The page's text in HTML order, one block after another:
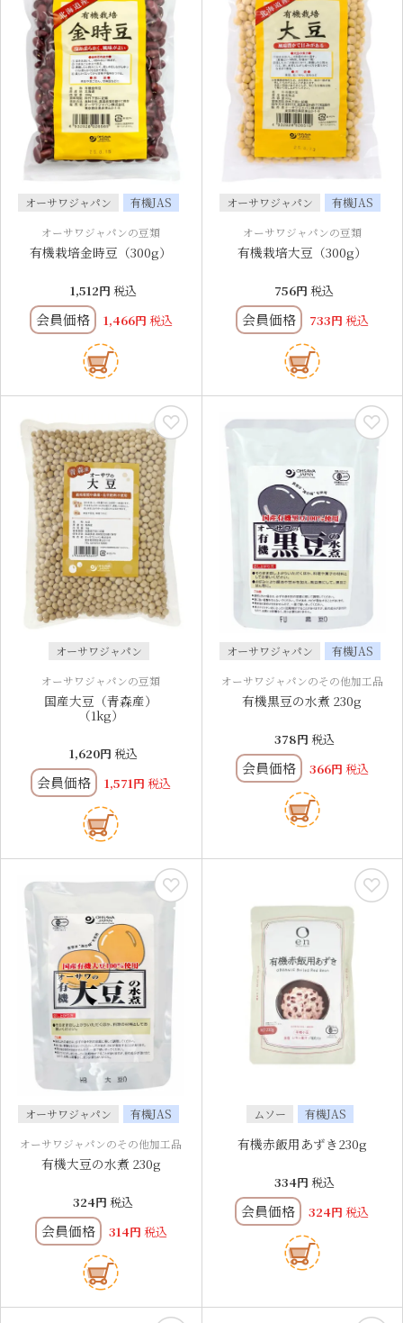
オーサワジャパン 有機JAS
オーサワジャパンの豆類
有機栽培金時豆（300g）
1,512 税込
会員価格 1,466 税込
オーサワジャパン 有機JAS
オーサワジャパンの豆類
有機栽培大豆（300g）
756 税込
会員価格 733 税込
オーサワジャパン
オーサワジャパンの豆類
国産大豆（青森産）
（1kg）
1,620 税込
会員価格 1,571 税込
オーサワジャパン 有機JAS
オーサワジャパンのその他加工品
有機黒豆の水煮 230g
378 税込
会員価格 366 税込
オーサワジャパン 有機JAS
オーサワジャパンのその他加工品
有機大豆の水煮 230g
324 税込
会員価格 314 税込
ムソー 有機JAS
有機赤飯用あずき230g
334 税込
会員価格 324 税込